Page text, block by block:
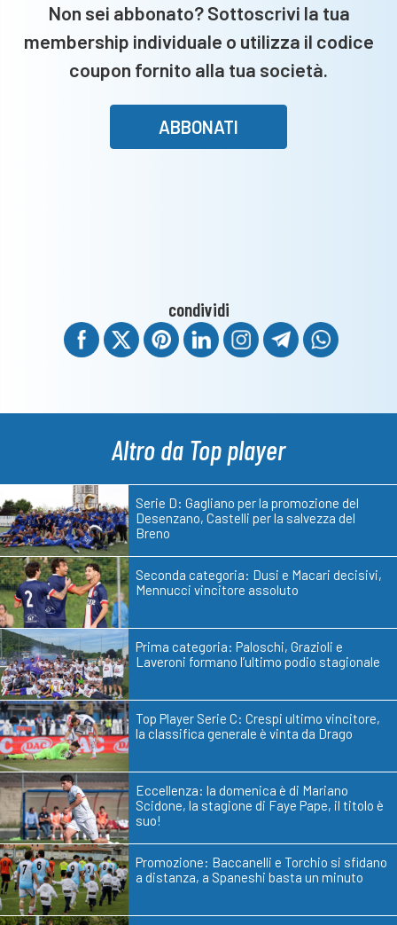
Non sei abbonato? Sottoscrivi la tua
membership individuale o utilizza il codice
coupon fornito alla tua società.
ABBONATI
condividi
Altro da Top player
Serie D: Gagliano per la promozione del
Desenzano, Castelli per la salvezza del
Breno
Seconda categoria: Dusi e Macari decisivi,
Mennucci vincitore assoluto
Prima categoria: Paloschi, Grazioli e
Laveroni formano l’ultimo podio stagionale
Top Player Serie C: Crespi ultimo vincitore,
la classifica generale è vinta da Drago
Eccellenza: la domenica è di Mariano
Scidone, la stagione di Faye Pape, il titolo è
suo!
Promozione: Baccanelli e Torchio si sfidano
a distanza, a Spaneshi basta un minuto